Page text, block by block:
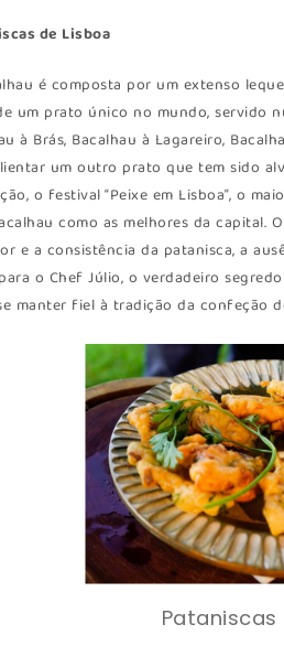
de Lisboa
é composta por um extenso
um prato único no mundo,
à Brás, Bacalhau à Lagareiro,
um outro prato que tem sido
o festival “Peixe em Lisboa”, o
como as melhores da
e a consistência da patanisca, a
o Chef Júlio, o verdadeiro
manter fiel à tradição da confeção